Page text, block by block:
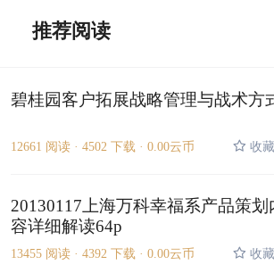
推荐阅读
碧桂园客户拓展战略管理与战术方
12661 阅读 · 4502 下载 · 0.00云币 收藏
20130117上海万科幸福系产品策划
容详细解读64p
13455 阅读 · 4392 下载 · 0.00云币 收藏